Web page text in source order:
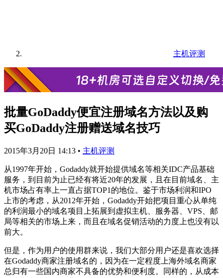
主机评测
批量GoDaddy便宜注册域名方法以及购
买GoDaddy注册赠送域名技巧
2015年3月20日 14:13 • 主机评测
从1997年开始，Godaddy就开始提供域名等相关IDC产品基础
服务，到目前为止已经有将近20年的发展，且在目前域名、主
机市场占有率上一直占据TOP1的地位。鉴于市场利润和IPO
上市的考虑，从2012年开始，Godaddy开始把项目重心从单纯
的利润最小的域名项目上拓展到虚拟主机、服务器、VPS、邮
局等相关的市场上来，而且在域名促销活动的力度上也没有以
前大。
但是，作为用户的使用群来说，我们大部分用户还是喜欢选择
在Godaddy商家注册域名的，因为在一定程度上海外域名商家
总归有一些国内商家不具备的优势和便利度。同样的，从成本